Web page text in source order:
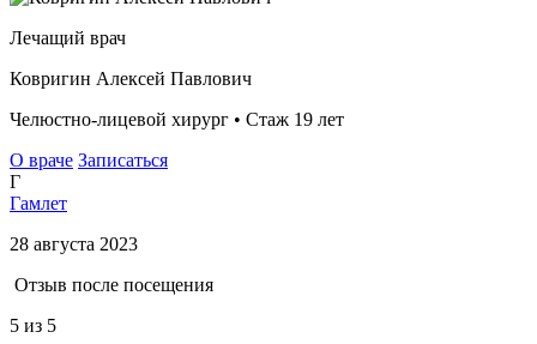
Лечащий врач
Ковригин Алексей Павлович
Челюстно-лицевой хирург • Стаж 19 лет
О враче Записаться
Г
Гамлет
28 августа 2023
Отзыв после посещения
5 из 5